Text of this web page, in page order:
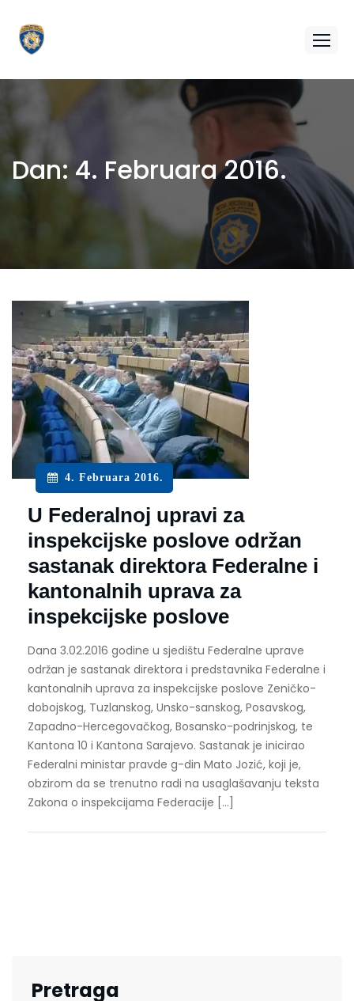
Dan:4. Februara 2016.
4. Februara 2016.
U Federalnoj upravi za
inspekcijske poslove održan
sastanak direktora Federalne i
kantonalnih uprava za
inspekcijske poslove
Dana 3.02.2016 godine u sjedištu Federalne uprave
održan je sastanak direktora i predstavnika Federalne i
kantonalnih uprava za inspekcijske poslove Zeničko-
dobojskog, Tuzlanskog, Unsko-sanskog, Posavskog,
Zapadno-Hercegovačkog, Bosansko-podrinjskog, te
Kantona 10 i Kantona Sarajevo. Sastanak je inicirao
Federalni ministar pravde g-din Mato Jozić, koji je,
obzirom da se trenutno radi na usaglašavanju teksta
Zakona o inspekcijama Federacije […]
Pretraga